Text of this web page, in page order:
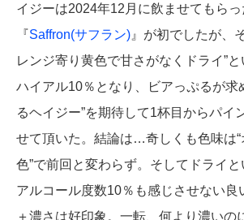
イジーは2024年12月に飲ませてもら
『Saffron(サフラン) 』が初でしたが、
レンジ寄り黄色で甘さがなくドライ”
ハイアル10％となり、ビアっぷるが求
るヘイジー”を期待して1杯目からパイ
せて頂いた。結論は…奇しくも色味は
色”で前回と変わらず。そしてドライと
アルコール度数10％も感じさせない良
＋濃さは好印象。一転、何より濃い